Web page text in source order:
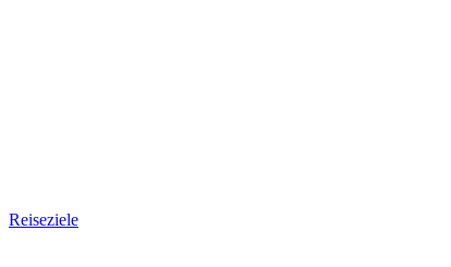
Reiseziele